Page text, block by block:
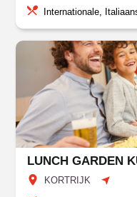
Internationale,
LUNCH GARDEN
KORTRIJK